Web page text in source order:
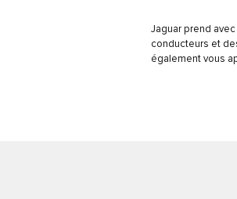
Jaguar prend
conducteurs et
également vous